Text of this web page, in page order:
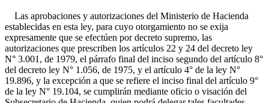
Las aprobaciones y autorizaciones del Ministerio de Hacienda
establecidas en esta ley, para cuyo otorgamiento no se exija
expresamente que se efectúen por decreto supremo, las
autorizaciones que prescriben los artículos 22 y 24 del decreto ley
N° 3.001, de 1979, el párrafo final del inciso segundo del artículo 8°
del decreto ley N° 1.056, de 1975, y el artículo 4° de la ley N°
19.896, y la excepción a que se refiere el inciso final del artículo 9°
de la ley N° 19.104, se cumplirán mediante oficio o visación del